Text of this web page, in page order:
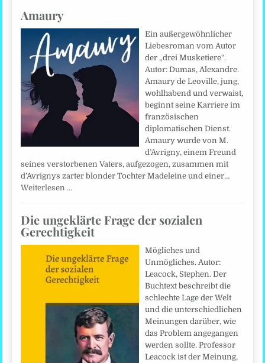
Amaury
Ein außergewöhnlicher
Liebesroman vom Autor
der „drei Musketiere“.
Autor: Dumas, Alexandre.
Amaury de Leoville, jung,
wohlhabend und verwaist,
beginnt seine Karriere im
französischen
diplomatischen Dienst.
Amaury wurde von M.
d’Avrigny, einem Freund
seines verstorbenen Vaters, aufgezogen, zusammen mit
d’Avrignys zarter blonder Tochter Madeleine und einer…
Weiterlesen …
Die ungeklärte Frage der sozialen
Gerechtigkeit
Mögliches und
Unmögliches. Autor:
Leacock, Stephen. Der
Buchtext beschreibt die
schlechte Lage der Welt
und die unterschiedlichen
Meinungen darüber, wie
das Problem angegangen
werden sollte. Professor
Leacock ist der Meinung,